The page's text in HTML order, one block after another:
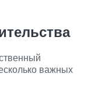
важных